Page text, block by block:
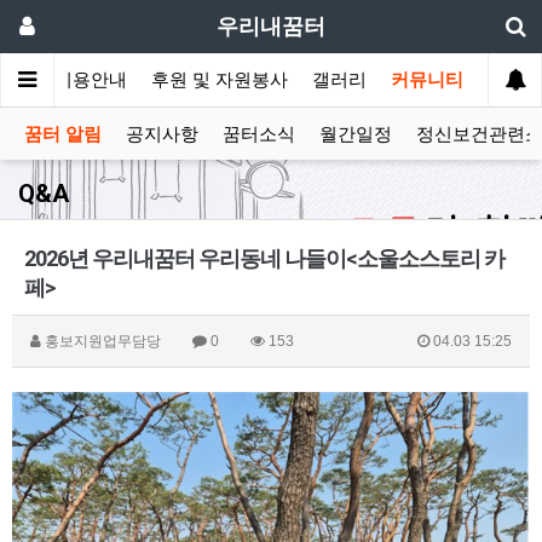
우리내꿈터
내 이용안내 후원 및 자원봉사 갤러리 커뮤니티
꿈터 알림 공지사항 꿈터소식 월간일정 정신보건관련
Q&A
2026년 우리내꿈터 우리동네 나들이<소울소스토리 카
페>
홍보지원업무담당 0 153 04.03 15:25